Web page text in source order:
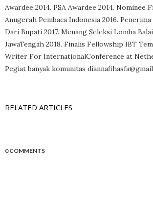
Awardee 2014. PSA Awardee 2014. Nominee
Anugerah Pembaca Indonesia 2016.
Dari Bupati 2017. Menang Seleksi Lomba
JawaTengah 2018. Finalis Fellowship IBT
Writer For InternationalConference at
Pegiat banyak komunitas
RELATED ARTICLES
0 COMMENTS